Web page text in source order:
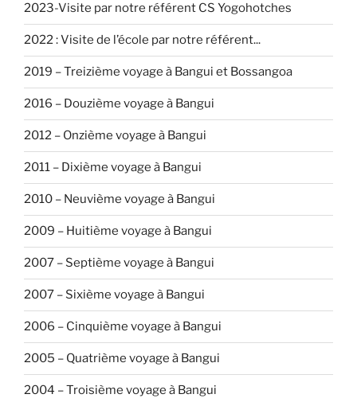
2023-Visite par notre référent CS Yogohotches
2022 : Visite de l’école par notre référent...
2019 – Treizième voyage à Bangui et Bossangoa
2016 – Douzième voyage à Bangui
2012 – Onzième voyage à Bangui
2011 – Dixième voyage à Bangui
2010 – Neuvième voyage à Bangui
2009 – Huitième voyage à Bangui
2007 – Septième voyage à Bangui
2007 – Sixième voyage à Bangui
2006 – Cinquième voyage à Bangui
2005 – Quatrième voyage à Bangui
2004 – Troisième voyage à Bangui